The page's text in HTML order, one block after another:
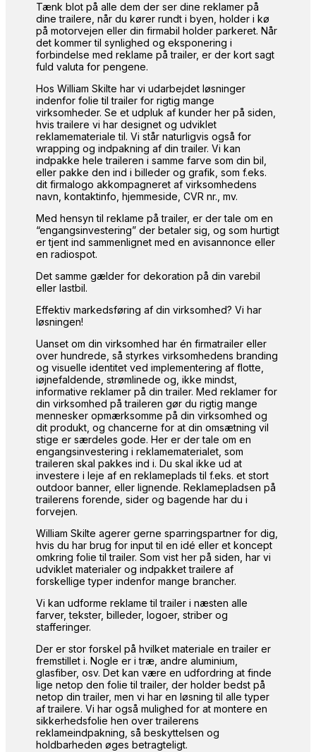
Tænk blot på alle dem der ser dine reklamer på
dine trailere, når du kører rundt i byen, holder i kø
på motorvejen eller din firmabil holder parkeret. Når
det kommer til synlighed og eksponering i
forbindelse med reklame på trailer, er der kort sagt
fuld valuta for pengene.
Hos William Skilte har vi udarbejdet løsninger
indenfor folie til trailer for rigtig mange
virksomheder. Se et udpluk af kunder her på siden,
hvis trailere vi har designet og udviklet
reklamemateriale til. Vi står naturligvis også for
wrapping og indpakning af din trailer. Vi kan
indpakke hele traileren i samme farve som din bil,
eller pakke den ind i billeder og grafik, som f.eks.
dit firmalogo akkompagneret af virksomhedens
navn, kontaktinfo, hjemmeside, CVR nr., mv.
Med hensyn til reklame på trailer, er der tale om en
“engangsinvestering” der betaler sig, og som hurtigt
er tjent ind sammenlignet med en avisannonce eller
en radiospot.
Det samme gælder for dekoration på din varebil
eller lastbil.
Effektiv markedsføring af din virksomhed? Vi har
løsningen!
Uanset om din virksomhed har én firmatrailer eller
over hundrede, så styrkes virksomhedens branding
og visuelle identitet ved implementering af flotte,
iøjnefaldende, strømlinede og, ikke mindst,
informative reklamer på din trailer. Med reklamer for
din virksomhed på traileren gør du rigtig mange
mennesker opmærksomme på din virksomhed og
dit produkt, og chancerne for at din omsætning vil
stige er særdeles gode. Her er der tale om en
engangsinvestering i reklamematerialet, som
traileren skal pakkes ind i. Du skal ikke ud at
investere i leje af en reklameplads til f.eks. et stort
outdoor banner, eller lignende. Reklamepladsen på
trailerens forende, sider og bagende har du i
forvejen.
William Skilte agerer gerne sparringspartner for dig,
hvis du har brug for input til en idé eller et koncept
omkring folie til trailer. Som vist her på siden, har vi
udviklet materialer og indpakket trailere af
forskellige typer indenfor mange brancher.
Vi kan udforme reklame til trailer i næsten alle
farver, tekster, billeder, logoer, striber og
stafferinger.
Der er stor forskel på hvilket materiale en trailer er
fremstillet i. Nogle er i træ, andre aluminium,
glasfiber, osv. Det kan være en udfordring at finde
lige netop den folie til trailer, der holder bedst på
netop din trailer, men vi har en løsning til alle typer
af trailere. Vi har også mulighed for at montere en
sikkerhedsfolie hen over trailerens
reklameindpakning, så beskyttelsen og
holdbarheden øges betragteligt.